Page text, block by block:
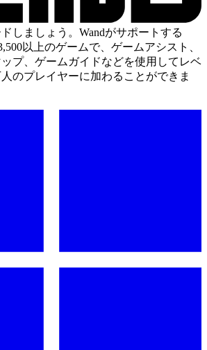
しましょう。Wandがサポートする
以上のゲームで、ゲームアシスト、
プ、ゲームガイドなどを使用してレベ
のプレイヤーに加わることができま